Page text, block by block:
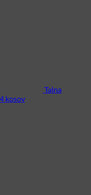
Talna
kosov